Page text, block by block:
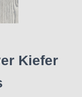
Kiefer